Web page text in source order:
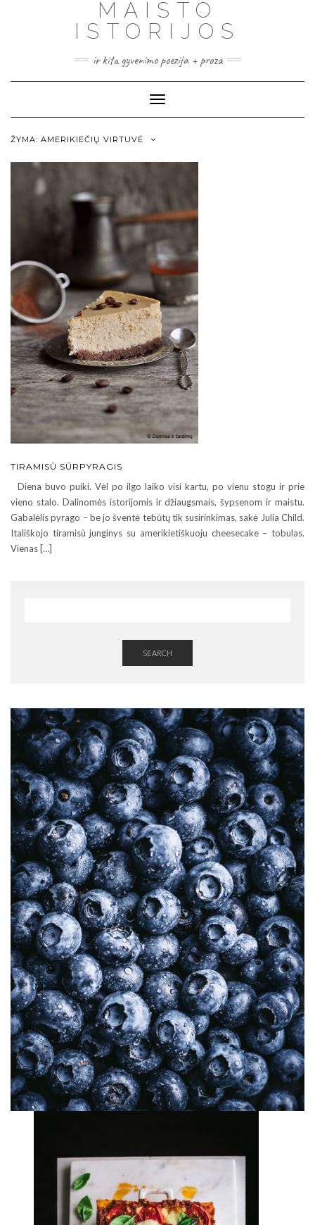
MAISTO
ISTORIJOS
ir kita gyvenimo poezija + proza
Toggle
Navigation
ŽYMA: AMERIKIEČIŲ VIRTUVĖ
TIRAMISÙ SŪRPYRAGIS
Diena buvo puiki. Vėl po ilgo laiko visi kartu, po vienu stogu ir prie
vieno stalo. Dalinomės istorijomis ir džiaugsmais, šypsenom ir maistu.
Gabalėlis pyrago – be jo šventė tebūtų tik susirinkimas, sakė Julia Child.
Itališkojo tiramisù junginys su amerikietiškuoju cheesecake – tobulas.
Vienas […]
SEARCH